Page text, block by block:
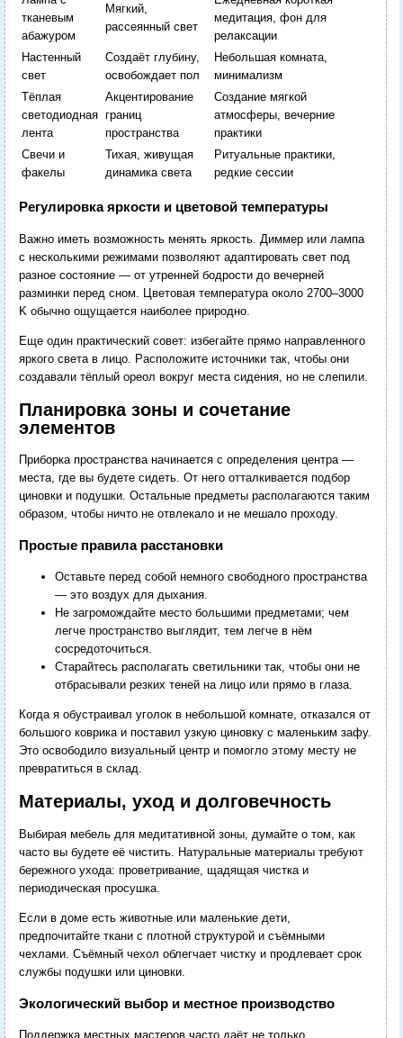
тканевым
абажуром
Мягкий,
рассеянный свет
медитация, фон для
релаксации
Настенный
свет
Создаёт глубину,
освобождает пол
Небольшая комната,
минимализм
Тёплая
светодиодная
лента
Акцентирование
границ
пространства
Создание мягкой
атмосферы, вечерние
практики
Свечи и
факелы
Тихая, живущая
динамика света
Ритуальные практики,
редкие сессии
Регулировка яркости и цветовой температуры
Важно иметь возможность менять яркость. Диммер или лампа
с несколькими режимами позволяют адаптировать свет под
разное состояние — от утренней бодрости до вечерней
разминки перед сном. Цветовая температура около 2700–3000
K обычно ощущается наиболее природно.
Еще один практический совет: избегайте прямо направленного
яркого света в лицо. Расположите источники так, чтобы они
создавали тёплый ореол вокруг места сидения, но не слепили.
Планировка зоны и сочетание
элементов
Приборка пространства начинается с определения центра —
места, где вы будете сидеть. От него отталкивается подбор
циновки и подушки. Остальные предметы располагаются таким
образом, чтобы ничто не отвлекало и не мешало проходу.
Простые правила расстановки
Оставьте перед собой немного свободного пространства
— это воздух для дыхания.
Не загромождайте место большими предметами; чем
легче пространство выглядит, тем легче в нём
сосредоточиться.
Старайтесь располагать светильники так, чтобы они не
отбрасывали резких теней на лицо или прямо в глаза.
Когда я обустраивал уголок в небольшой комнате, отказался от
большого коврика и поставил узкую циновку с маленьким зафу.
Это освободило визуальный центр и помогло этому месту не
превратиться в склад.
Материалы, уход и долговечность
Выбирая мебель для медитативной зоны, думайте о том, как
часто вы будете её чистить. Натуральные материалы требуют
бережного ухода: проветривание, щадящая чистка и
периодическая просушка.
Если в доме есть животные или маленькие дети,
предпочитайте ткани с плотной структурой и съёмными
чехлами. Съёмный чехол облегчает чистку и продлевает срок
службы подушки или циновки.
Экологический выбор и местное производство
Поддержка местных мастеров часто даёт не только